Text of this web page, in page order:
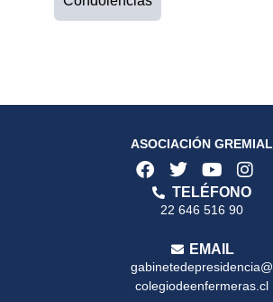
ASOCIACIÓN GREMIAL
TELÉFONO
22 646 516 90
EMAIL
gabinetedepresidencia@
colegiodeenfermeras.cl